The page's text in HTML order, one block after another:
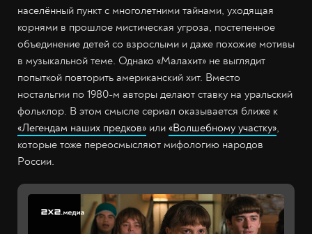
населённый пункт с многолетними тайнами, уходящая
корнями в прошлое мистическая угроза, постепенное
объединение детей со взрослыми и даже похожие мотивы
в музыкальной теме. Однако «Малахит» не выглядит
попыткой повторить американский хит. Вместо
ностальгии по 1980-м авторы делают ставку на уральский
фольклор. В этом смысле сериал оказывается ближе к
«Легендам наших предков» или «Волшебному участку»,
которые тоже переосмысляют мифологию народов
России.